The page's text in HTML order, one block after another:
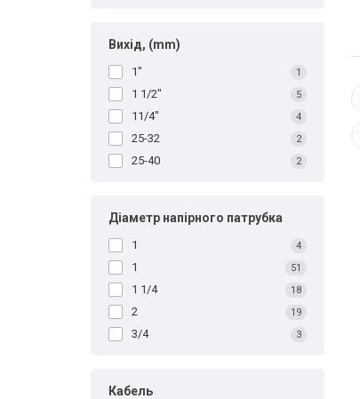
Вихід, (mm)
1" 1
1 1/2" 5
11/4" 4
25-32 2
25-40 2
Діаметр напірного патрубка
1 4
1 51
1 1/4 18
2 19
3/4 3
Кабель